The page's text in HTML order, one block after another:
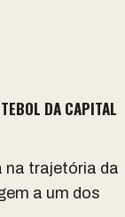
DA CAPITAL
na trajetória da
a um dos